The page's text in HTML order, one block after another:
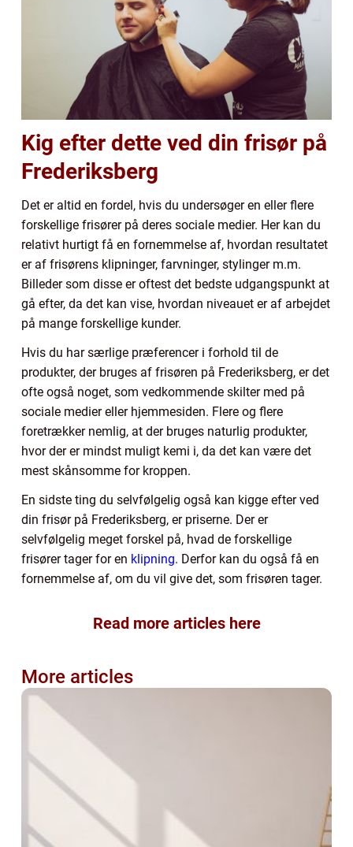
Kig efter dette ved din frisør på
Frederiksberg
Det er altid en fordel, hvis du undersøger en eller flere
forskellige frisører på deres sociale medier. Her kan du
relativt hurtigt få en fornemmelse af, hvordan resultatet
er af frisørens klipninger, farvninger, stylinger m.m.
Billeder som disse er oftest det bedste udgangspunkt at
gå efter, da det kan vise, hvordan niveauet er af arbejdet
på mange forskellige kunder.
Hvis du har særlige præferencer i forhold til de
produkter, der bruges af frisøren på Frederiksberg, er det
ofte også noget, som vedkommende skilter med på
sociale medier eller hjemmesiden. Flere og flere
foretrækker nemlig, at der bruges naturlig produkter,
hvor der er mindst muligt kemi i, da det kan være det
mest skånsomme for kroppen.
En sidste ting du selvfølgelig også kan kigge efter ved
din frisør på Frederiksberg, er priserne. Der er
selvfølgelig meget forskel på, hvad de forskellige
frisører tager for en klipning. Derfor kan du også få en
fornemmelse af, om du vil give det, som frisøren tager.
Read more articles here
More articles